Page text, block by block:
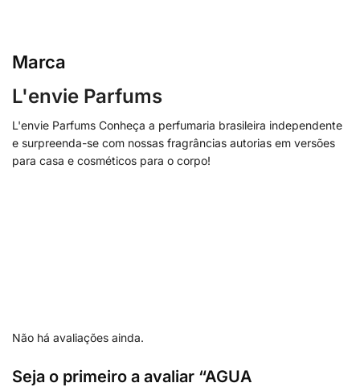
Marca
L'envie Parfums
L'envie Parfums Conheça a perfumaria brasileira independente
e surpreenda-se com nossas fragrâncias autorias em versões
para casa e cosméticos para o corpo!
Não há avaliações ainda.
Seja o primeiro a avaliar “AGUA